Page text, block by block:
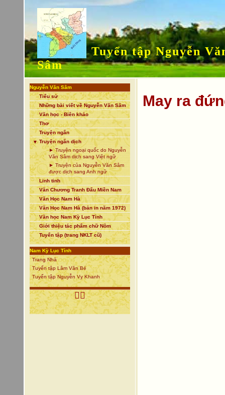
Tuyển tập Nguyễn
Sâm
Nguyễn Văn Sâm
Tiểu sử
Những bài viết về Nguyễn Văn Sâm
Văn học - Biên khảo
Thơ
Truyện ngắn
▼ Truyện ngắn dịch
► Truyện ngoại quốc do Nguyễn
Văn Sâm dịch sang Việt ngữ
► Truyện của Nguyễn Văn Sâm
được dịch sang Anh ngữ
Linh tinh
Văn Chương Tranh Đấu Miền Nam
Văn Học Nam Hà
Văn Học Nam Hà (bản in năm 1972)
Văn học Nam Kỳ Lục Tỉnh
Giới thiệu tác phẩm chữ Nôm
Tuyển tập (trang NKLT cũ)
Nam Kỳ Lục Tỉnh
Trang Nhà
Tuyển tập Lâm Văn Bé
Tuyển tập Nguyễn Vy Khanh

May ra